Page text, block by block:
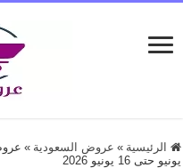
الرئيسية » عروض السعودية »
يونيو حتى 16 يونيو 2026